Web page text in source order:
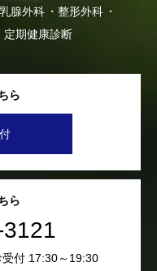
乳腺外科
整形外科
定期健康診断
ら
ら
付 17:30～19:30